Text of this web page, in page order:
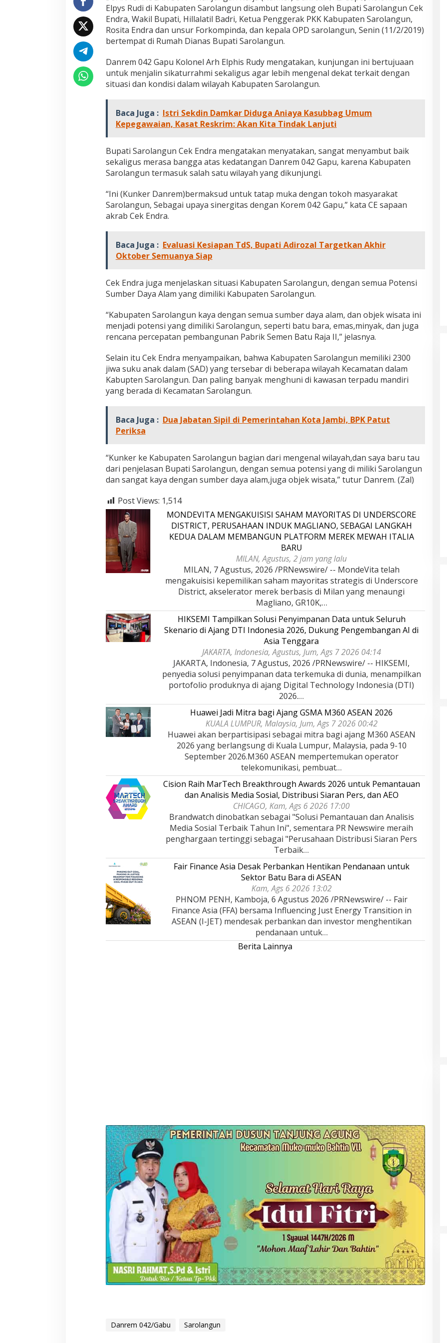
0
4
2
/
G
p
u
D
i
r
o
l
n
g
u
n
i
m
a
t
H
g
a
t
O
l
e
h
u
p
a
t
i
Elpys Rudi di Kabupaten Sarolangun disambut langsung oleh Bupati Sarolangun Cek
Endra, Wakil Bupati, Hillalatil Badri, Ketua Penggerak PKK Kabupaten Sarolangun,
Rosita Endra dan unsur Forkompinda, dan kepala OPD sarolangun, Senin (11/2/2019)
bertempat di Rumah Dianas Bupati Sarolangun.
Danrem 042 Gapu Kolonel Arh Elphis Rudy mengatakan, kunjungan ini bertujuaan
untuk menjalin sikaturrahmi sekaligus agar lebih mengenal dekat terkait dengan
situasi dan kondisi dalam wilayah Kabupaten Sarolangun.
Baca Juga : Istri Sekdin Damkar Diduga Aniaya Kasubbag Umum
Kepegawaian, Kasat Reskrim: Akan Kita Tindak Lanjuti
Bupati Sarolangun Cek Endra mengatakan menyatakan, sangat menyambut baik
sekaligus merasa bangga atas kedatangan Danrem 042 Gapu, karena Kabupaten
Sarolangun termasuk salah satu wilayah yang dikunjungi.
“Ini (Kunker Danrem)bermaksud untuk tatap muka dengan tokoh masyarakat
Sarolangun, Sebagai upaya sinergitas dengan Korem 042 Gapu,” kata CE sapaan
akrab Cek Endra.
Baca Juga : Evaluasi Kesiapan TdS, Bupati Adirozal Targetkan Akhir
Oktober Semuanya Siap
Cek Endra juga menjelaskan situasi Kabupaten Sarolangun, dengan semua Potensi
Sumber Daya Alam yang dimiliki Kabupaten Sarolangun.
“Kabupaten Sarolangun kaya dengan semua sumber daya alam, dan objek wisata ini
menjadi potensi yang dimiliki Sarolangun, seperti batu bara, emas,minyak, dan juga
rencana percepatan pembangunan Pabrik Semen Batu Raja II,” jelasnya.
Selain itu Cek Endra menyampaikan, bahwa Kabupaten Sarolangun memiliki 2300
jiwa suku anak dalam (SAD) yang tersebar di beberapa wilayah Kecamatan dalam
Kabupten Sarolangun. Dan paling banyak menghuni di kawasan terpadu mandiri
yang berada di Kecamatan Sarolangun.
Baca Juga : Dua Jabatan Sipil di Pemerintahan Kota Jambi, BPK Patut
Periksa
“Kunker ke Kabupaten Sarolangun bagian dari mengenal wilayah,dan saya baru tau
dari penjelasan Bupati Sarolangun, dengan semua potensi yang di miliki Sarolangun
dan sangat kaya dengan sumber daya alam,juga objek wisata,” tutur Danrem. (Zal)
Post Views: 1,514
MONDEVITA MENGAKUISISI SAHAM MAYORITAS DI UNDERSCORE
DISTRICT, PERUSAHAAN INDUK MAGLIANO, SEBAGAI LANGKAH
KEDUA DALAM MEMBANGUN PLATFORM MEREK MEWAH ITALIA
BARU
MILAN, Agustus, 2 jam yang lalu
MILAN, 7 Agustus, 2026 /PRNewswire/ -- MondeVita telah
mengakuisisi kepemilikan saham mayoritas strategis di Underscore
District, akselerator merek berbasis di Milan yang menaungi
Magliano, GR10K,…
HIKSEMI Tampilkan Solusi Penyimpanan Data untuk Seluruh
Skenario di Ajang DTI Indonesia 2026, Dukung Pengembangan AI di
Asia Tenggara
JAKARTA, Indonesia, Agustus, Jum, Ags 7 2026 04:14
JAKARTA, Indonesia, 7 Agustus, 2026 /PRNewswire/ -- HIKSEMI,
penyedia solusi penyimpanan data terkemuka di dunia, menampilkan
portofolio produknya di ajang Digital Technology Indonesia (DTI)
2026.…
Huawei Jadi Mitra bagi Ajang GSMA M360 ASEAN 2026
KUALA LUMPUR, Malaysia, Jum, Ags 7 2026 00:42
Huawei akan berpartisipasi sebagai mitra bagi ajang M360 ASEAN
2026 yang berlangsung di Kuala Lumpur, Malaysia, pada 9-10
September 2026.M360 ASEAN mempertemukan operator
telekomunikasi, pembuat…
Cision Raih MarTech Breakthrough Awards 2026 untuk Pemantauan
dan Analisis Media Sosial, Distribusi Siaran Pers, dan AEO
CHICAGO, Kam, Ags 6 2026 17:00
Brandwatch dinobatkan sebagai "Solusi Pemantauan dan Analisis
Media Sosial Terbaik Tahun Ini", sementara PR Newswire meraih
penghargaan tertinggi sebagai "Perusahaan Distribusi Siaran Pers
Terbaik…
Fair Finance Asia Desak Perbankan Hentikan Pendanaan untuk
Sektor Batu Bara di ASEAN
Kam, Ags 6 2026 13:02
PHNOM PENH, Kamboja, 6 Agustus 2026 /PRNewswire/ -- Fair
Finance Asia (FFA) bersama Influencing Just Energy Transition in
ASEAN (I-JET) mendesak perbankan dan investor menghentikan
pendanaan untuk…
Berita Lainnya
Danrem 042/Gabu Sarolangun
Jejak 69 Tahun dan Manifesto
Pembaharuan di Era Al Haris – Sani
Di DAERAH, INFORMASI, JAMBI, OPINI DAN ARTIKEL,
Kinerja Terukur dan Dampak
Nyata: Mengapa Al Haris Disebut
sebagai Salah Satu Gubernur
Paling Efektif di Indonesia Tahun
Di ADVETORIAL, DAERAH, INFORMASI, JAMBI,
NASIONAL, OPINI DAN ARTIKEL, PEMERINTAHAN,
PERISTIWA
18 Desember, 2025
Pelaminan Pengantin dan Baju
Adat Melayu Jambi, Refleksi
Akademis Seminar Lembaga Adat
Melayu (LAM) Jambi
Di DAERAH, INFORMASI, JAMBI, NASIONAL, OPINI
DAN ARTIKEL, PEMERINTAHAN, PERISTIWA
Oktober, 2025